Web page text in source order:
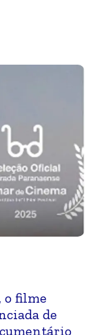
o filme
de